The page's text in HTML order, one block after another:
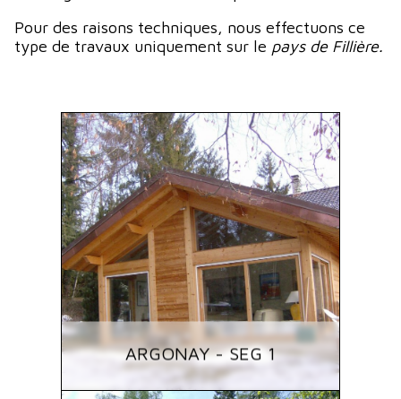
Pour des raisons techniques, nous effectuons ce
type de travaux uniquement sur le pays de Fillière.
ARGONAY - SEG 1